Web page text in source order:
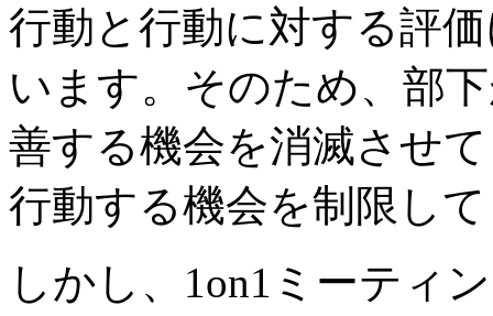
行動と行動に対する評
います。そのため、部
善する機会を消滅させ
行動する機会を制限し
しかし、1on1ミーティ